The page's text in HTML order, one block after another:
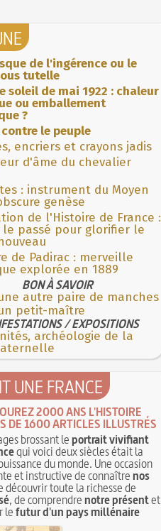
de l'ingérence ou le
tutelle
soleil de mai 1922 : chaleur
ou emballement
?
le peuple
encriers et crayons jadis
d'âme du chevalier
: instrument du Moyen
genèse
de l'Histoire de France :
passé pour glorifier le
de Padirac : merveille
explorée en 1889
BON À SAVOIR
autre paire de manches
petit-maître
/ EXPOSITIONS
archéologie de la
UNE FRANCE
2000 ANS L'HISTOIRE
DE 1600 ARTICLES ILLUSTRÉS
brossant leportrait vivifiant
qui voici deux siècles était la
du monde. Une occasion
et instructive de connaîtrenos
découvrir toute la richesse de
, de comprendrenotre présentet
lefutur d'un pays millénaire